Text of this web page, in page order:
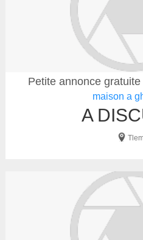
Petite annonce
maison a
A